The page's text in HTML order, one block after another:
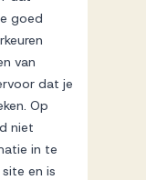
goed
van
dat je
Op
niet
in te
en is